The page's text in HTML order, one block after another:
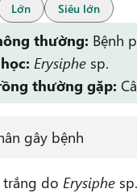
Lớn Siêu lớn
thường: Bệnh
Erysiphe sp.
thường gặp:
gây bệnh
trắng do Erysiphe